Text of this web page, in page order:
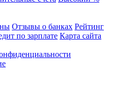
Отзывы о банках Рейтинг
по зарплате Карта сайта